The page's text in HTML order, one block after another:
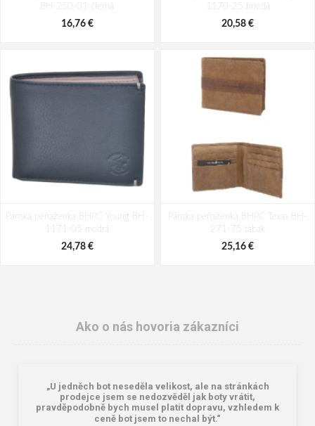
75,18 € 75,18 €
BH-250-01 čierna
16,76 €
1170-25 hnedá
20,58 €
Pánska peňaženka BHPC Young BH-
1171-05 modrá
24,78 €
Pánska peňaženka BHPC Texas BH-
271-75 tabak
25,16 €
Ako o nás hovoria zákazníci
„U jedněch bot neseděla velikost, ale na stránkách
prodejce jsem se nedozvěděl jak boty vrátit,
pravděpodobně bych musel platit dopravu, vzhledem k
ceně bot jsem to nechal být.“